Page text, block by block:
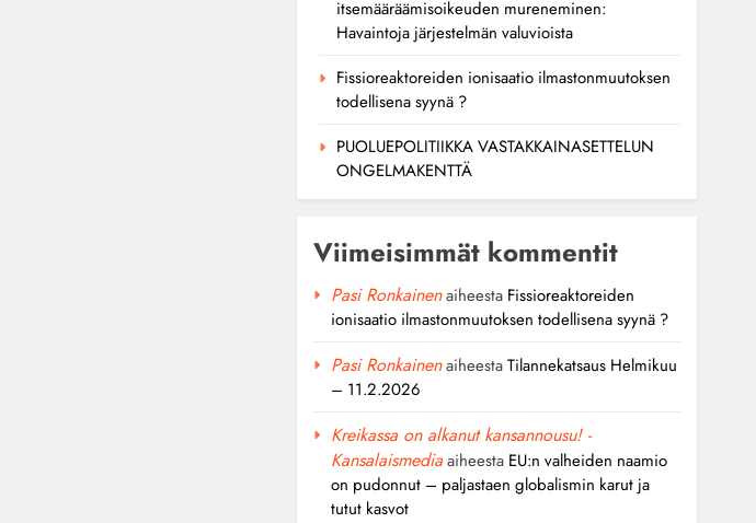
itsemääräämisoikeuden mureneminen:
Havaintoja järjestelmän valuvioista
Fissioreaktoreiden ionisaatio ilmastonmuutoksen
todellisena syynä ?
PUOLUEPOLITIIKKA VASTAKKAINASETTELUN
ONGELMAKENTTÄ
Viimeisimmät kommentit
Pasi Ronkainenaiheesta Fissioreaktoreiden
ionisaatio ilmastonmuutoksen todellisena syynä ?
Pasi RonkainenaiheestaTilannekatsaus Helmikuu
– 11.2.2026
Kreikassa on alkanut kansannousu! -
Kansalaismediaaiheesta EU:n valheiden naamio
on pudonnut – paljastaen globalismin karut ja
tutut kasvot